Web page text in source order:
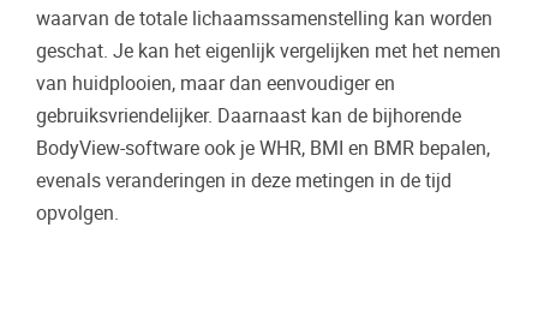
waarvan de totale lichaamssamenstelling kan worden
geschat. Je kan het eigenlijk vergelijken met het nemen
van huidplooien, maar dan eenvoudiger en
gebruiksvriendelijker. Daarnaast kan de bijhorende
BodyView-software ook je WHR, BMI en BMR bepalen,
evenals veranderingen in deze metingen in de tijd
opvolgen.